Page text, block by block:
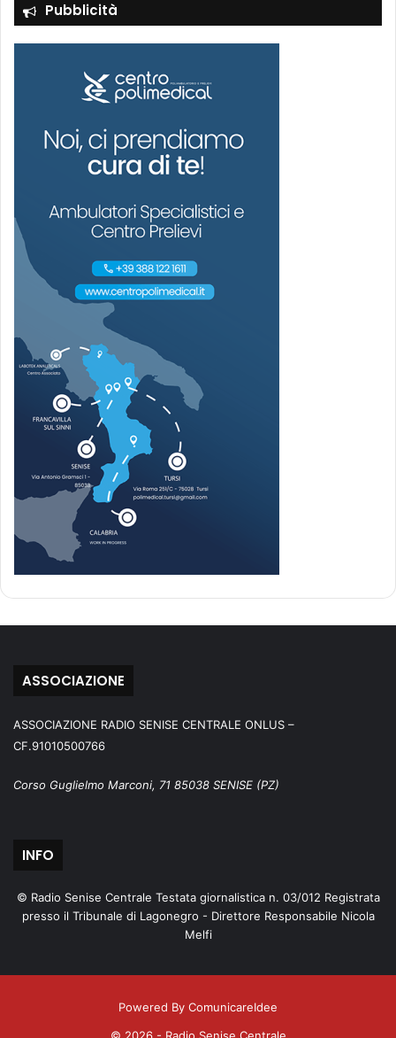
Pubblicità
ASSOCIAZIONE
ASSOCIAZIONE RADIO SENISE CENTRALE ONLUS –
CF.91010500766
Corso Guglielmo Marconi, 71 85038 SENISE (PZ)
INFO
© Radio Senise Centrale Testata giornalistica n. 03/012 Registrata
presso il Tribunale di Lagonegro - Direttore Responsabile Nicola
Melfi
Powered By ComunicareIdee